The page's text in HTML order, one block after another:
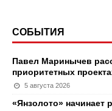
СОБЫТИЯ
Павел Маринычев
приоритетных
5 августа 2026
«Янзолото» начинает